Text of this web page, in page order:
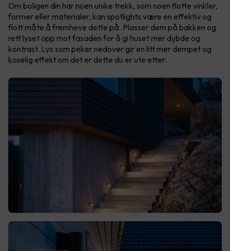
Om boligen din har noen unike trekk, som noen flotte vinkler,
former eller materialer, kan spotlights være en effektiv og
flott måte å fremheve dette på. Plasser dem på bakken og
rett lyset opp mot fasaden for å gi huset mer dybde og
kontrast. Lys som peker nedover gir en litt mer dempet og
koselig effekt om det er dette du er ute etter.